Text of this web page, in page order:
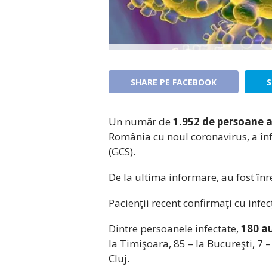
SHARE PE FACEBOOK
Un număr de 1.952 de
România cu noul coronavirus, a
(GCS).
De la ultima informare, au fost
Pacienţii recent confirmaţi cu
Dintre persoanele infectate, 180
la Timişoara, 85 – la Bucureşti, 7
Cluj.